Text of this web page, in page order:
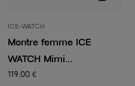
ICE-WATCH
Montre femme ICE
WATCH Mimi...
119,00 €